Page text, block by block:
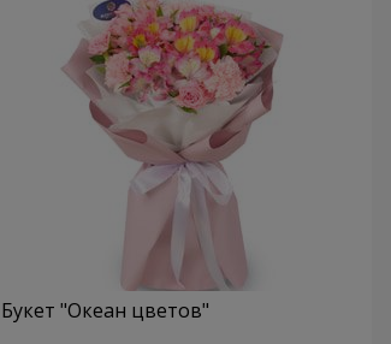
Букет "Океан цветов"